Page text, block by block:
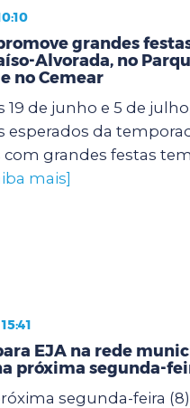
grandes
Alvorada, no
no Cemear
19 de junho e 5 de
esperados da
com grandes festas
mais]
EJA na rede
próxima segunda-
segunda-feira